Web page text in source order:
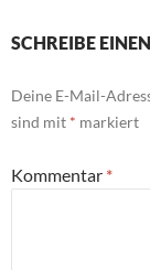
SCHREIBE
Deine E-Mail-
sind mit * markiert
Kommentar *